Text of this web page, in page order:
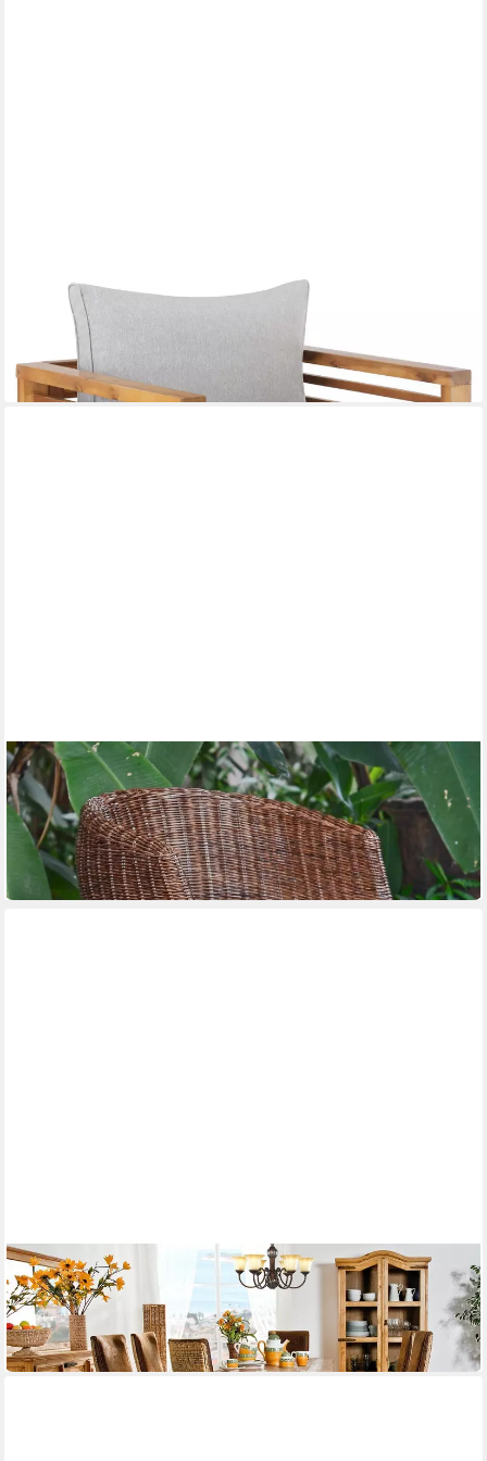
TECTAKE
Gartenstuhl Balkonstuhl, mit lasiertem Holzgestell, 72 x 63 x
ab 129,99 €
in 2-3 Werktagen bei dir
CASA MORO
Stuhl Rattan-Sessel Paris braun mit Armlehne aus Naturrattan
handgeflochten
149,90 € 199,90 €
-25%
in 2-3 Werktagen bei dir
1A DIREKTIMPORT
Esszimmerstuhl Polsterstuhl Rattan Wildleder-Optik,
Polsterstühle mit Geflecht
197,00 €
lieferbar in 3 Wochen